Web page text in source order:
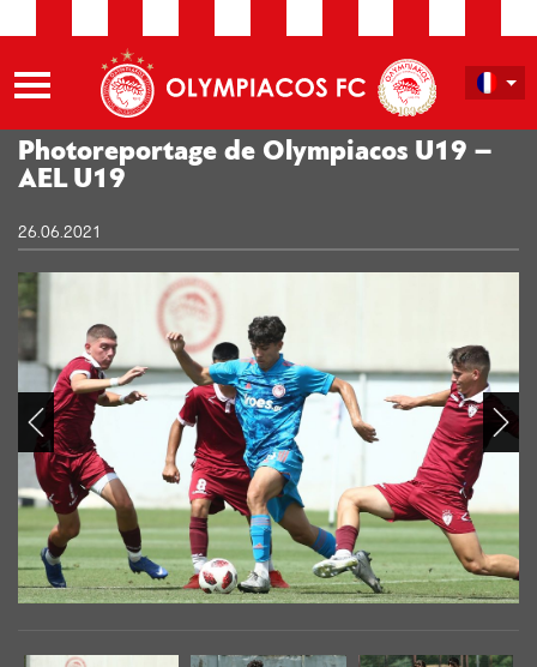
Photoreportage de Olympiacos U19 –
AEL U19
26.06.2021